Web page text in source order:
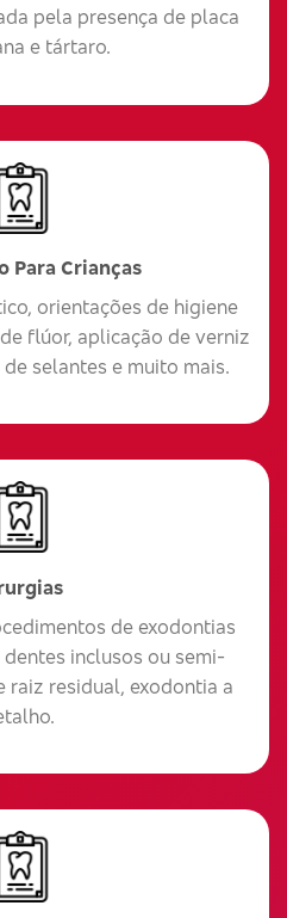
pela presença de placa
e tártaro.
Para Crianças
orientações de higiene
flúor, aplicação de verniz
selantes e muito mais.
de exodontias
inclusos ou semi-
raiz residual, exodontia a